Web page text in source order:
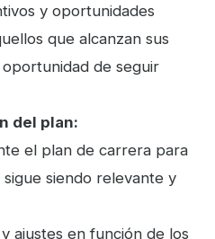
y oportunidades
que alcanzan sus
de seguir
del plan:
el plan de carrera para
siendo relevante y
ajustes en función de los